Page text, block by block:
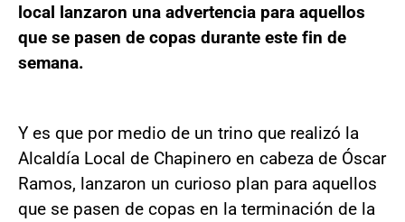
local lanzaron una advertencia para aquellos
que se pasen de copas durante este fin de
semana.
Y es que por medio de un trino que realizó la
Alcaldía Local de Chapinero en cabeza de Óscar
Ramos, lanzaron un curioso plan para aquellos
que se pasen de copas en la terminación de la